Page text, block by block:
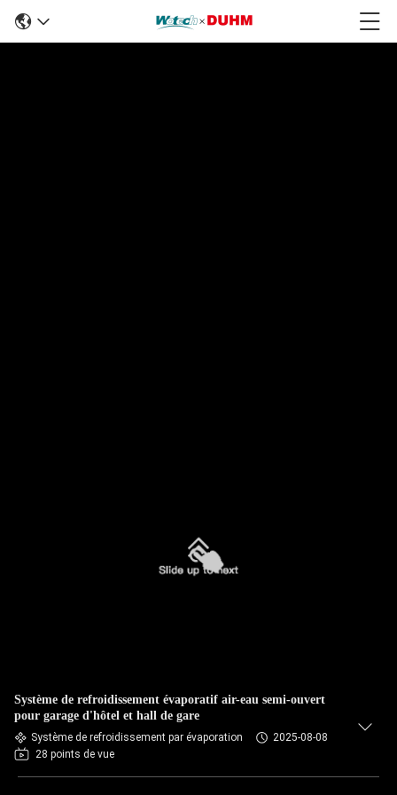
Système de refroidissement évaporatif air-eau semi-ouvert
pour garage d'hôtel et hall de gare
Système de refroidissement par évaporation
2025-08-08
28 points de vue